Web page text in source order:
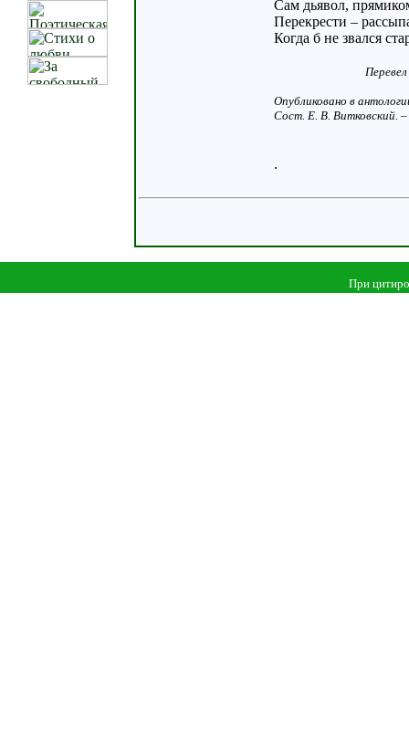
Сам дьявол,
Перекрести –
Когда б не звался
Опубликовано в
Сост. Е. В. Витковский.
.
При